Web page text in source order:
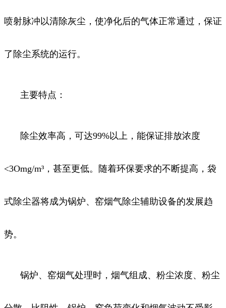
喷射脉冲以清除灰尘，使净化后的气体正常通过，保证
了除尘系统的运行。
主要特点：
除尘效率高，可达99%以上，能保证排放浓度
<3Omg/m³，甚至更低。随着环保要求的不断提高，袋
式除尘器将成为锅炉、窑烟气除尘辅助设备的发展趋
势。
锅炉、窑烟气处理时，烟气组成、粉尘浓度、粉尘